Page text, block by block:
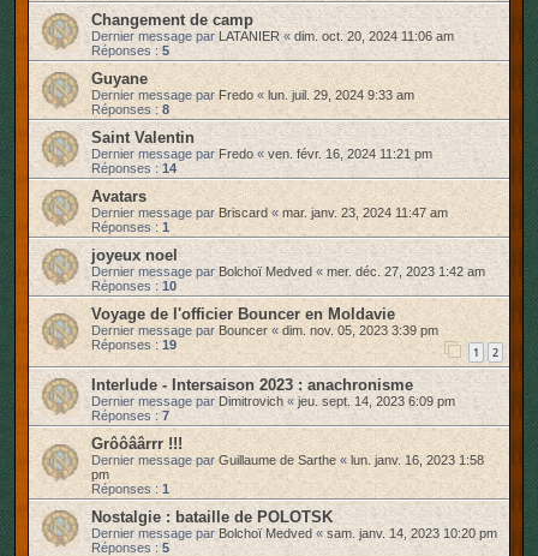
Changement de camp
Dernier message parLATANIER« dim. oct. 20, 2024 11:06 am
Réponses : 5
Guyane
Dernier message par Fredo« lun. juil. 29, 2024 9:33 am
Réponses : 8
Saint Valentin
Dernier message parFredo « ven. févr. 16, 2024 11:21 pm
Réponses : 14
Avatars
Dernier message par Briscard« mar. janv. 23, 2024 11:47 am
Réponses : 1
joyeux noel
Dernier message parBolchoï Medved « mer. déc. 27, 2023 1:42 am
Réponses : 10
Voyage de l'officier Bouncer en Moldavie
Dernier message par Bouncer« dim. nov. 05, 2023 3:39 pm
Réponses : 19 1 2
Interlude - Intersaison 2023 : anachronisme
Dernier message parDimitrovich « jeu. sept. 14, 2023 6:09 pm
Réponses : 7
Grôôâârrr !!!
Dernier message par Guillaume de Sarthe « lun. janv. 16, 2023 1:58
pm
Réponses : 1
Nostalgie : bataille de POLOTSK
Dernier message parBolchoï Medved « sam. janv. 14, 2023 10:20 pm
Réponses : 5